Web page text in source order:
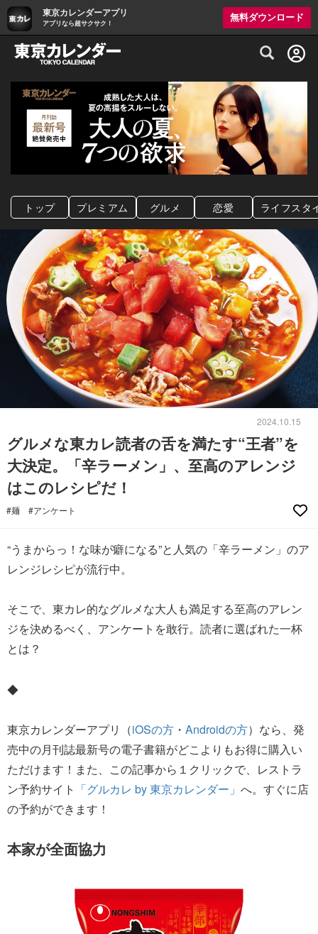
東京カレンダーアプリ
アプリなら超サクサク！
無料ダウンロード
グルメ情報・プレミアムレストラン予約
トップ プレミアム グルメ 恋愛 ライフスタ
2024.10.15
グルメな東カレ読者の舌を満たす“王者”を
大決定。「辛ラーメン」、至高のアレンジ
はこのレシピだ！
#麺 #アンケート
“うまからっ！な味が癖になる”と人気の「辛ラーメン」のア
レンジレシピが流行中。
そこで、東カレ的なグルメな大人も満足する至高のアレン
ジを決めるべく、アンケートを敢行。読者に選ばれた一杯
とは？
◆
東京カレンダーアプリ（iOSの方 ・ Androidの方）なら、発
売中の月刊誌最新号の電子書籍がどこよりもお得に購入い
ただけます！また、この記事から１クリックで、レストラ
ン予約サイト 「グルカレ by 東京カレンダー」 へ。すぐに店
の予約ができます！
本家が全面協力